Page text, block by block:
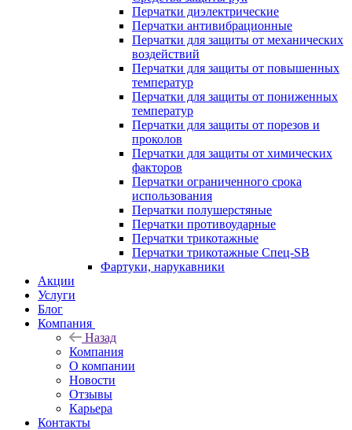
Перчатки диэлектрические
Перчатки антивибрационные
Перчатки для защиты от механических
воздействий
Перчатки для защиты от повышенных
температур
Перчатки для защиты от пониженных
температур
Перчатки для защиты от порезов и
проколов
Перчатки для защиты от химических
факторов
Перчатки ограниченного срока
использования
Перчатки полушерстяные
Перчатки противоударные
Перчатки трикотажные
Перчатки трикотажные Спец-SB
Фартуки, нарукавники
Акции
Услуги
Блог
Компания
Назад
Компания
О компании
Новости
Отзывы
Карьера
Контакты